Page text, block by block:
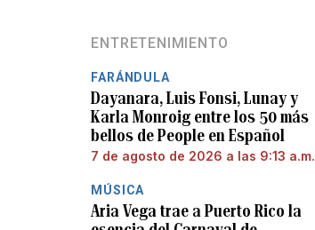
ENTRETENIMIENTO
FARÁNDULA
Dayanara, Luis Fonsi, Lunay y
Karla Monroig entre los 50 más
bellos de People en Español
7 de agosto de 2026 a las 9:13 a.m.
MÚSICA
Aria Vega trae a Puerto Rico la